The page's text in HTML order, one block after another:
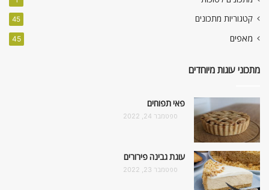
קטגוריות מתכונים 45
מאפים 45
מתכוני עוגות מיוחדים
פאי תפוחים
ספטמבר 24, 2022
עוגת גבינה פירורים
ספטמבר 23, 2022